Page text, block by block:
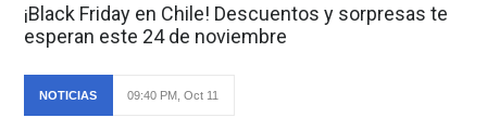
¡Black Friday en Chile! Descuentos y sorpresas te
esperan este 24 de noviembre
NOTICIAS 09:40 PM, Oct 11